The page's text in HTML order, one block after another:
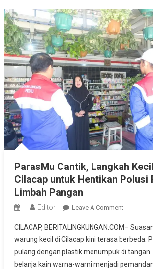
ParasMu Cantik, Langkah
Cilacap untuk Hentikan Polusi
Limbah Pangan
Editor Leave A CommentOn
Cantik,
Langkah
Kecil
Dari
CILACAP, BERITALINGKUNGAN.COM–
warung kecil di Cilacap kini terasa berbeda.
pulang dengan plastik menumpuk di tangan.
belanja kain warna-warni menjadi